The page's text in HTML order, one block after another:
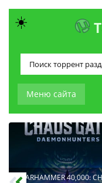
Меню сайта
WARHAMMER 40,000:
☀️